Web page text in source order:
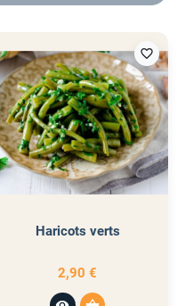
favorite_border
Haricots verts
2,90 €